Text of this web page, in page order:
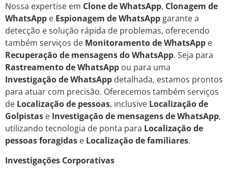
Nossa expertise em Clone de WhatsApp, Clonagem de
WhatsApp e Espionagem de WhatsApp garante a
detecção e solução rápida de problemas, oferecendo
também serviços de Monitoramento de WhatsApp e
Recuperação de mensagens do WhatsApp. Seja para
Rastreamento de WhatsApp ou para uma
Investigação de WhatsApp detalhada, estamos prontos
para atuar com precisão. Oferecemos também serviços
de Localização de pessoas, inclusive Localização de
Golpistas e Investigação de mensagens de WhatsApp,
utilizando tecnologia de ponta para Localização de
pessoas foragidas e Localização de familiares.
Investigações Corporativas